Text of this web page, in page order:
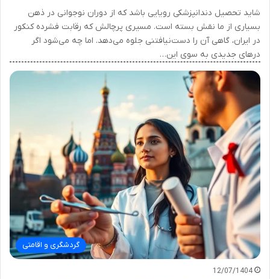
شاید تحصیل دندانپزشکی رویایی باشد که از دوران نوجوانی در ذهن
بسیاری از ما نقش بسته است. مسیری پرچالش که رقابت فشرده کنکور
در ایران، گاهی آن را دست‌نیافتنی جلوه می‌دهد. اما چه می‌شود اگر
درهای جدیدی به سوی این…
گردشگری و اقامتی
12/07/1404